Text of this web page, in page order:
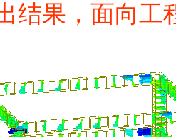
结果，面向工